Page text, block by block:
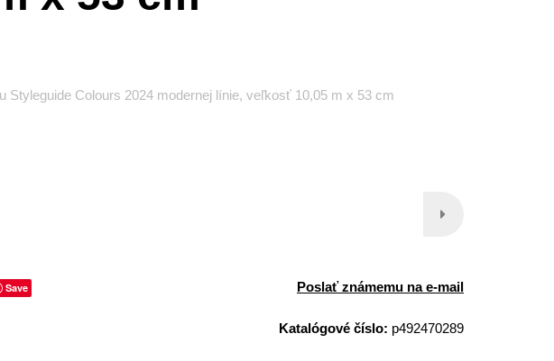
Styleguide Colours 2024 modernej línie, veľkosť 10,05 m x 53 cm
Save Poslať známemu na e-mail
Katalógové číslo: p492470289